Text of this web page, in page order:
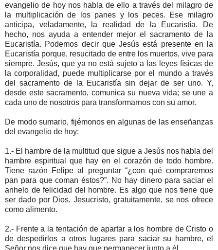
evangelio de hoy nos habla de ello a través del milagro de
la multiplicación de los panes y los peces. Ese milagro
anticipa, veladamente, la realidad de la Eucaristía. De
hecho, nos ayuda a entender mejor el sacramento de la
Eucaristía. Podemos decir que Jesús está presente en la
Eucaristía porque, resucitado de entre los muertos, vive para
siempre. Jesús, que ya no está sujeto a las leyes físicas de
la corporalidad, puede multiplicarse por el mundo a través
del sacramento de la Eucaristía sin dejar de ser uno. Y,
desde este sacramento, comunica su nueva vida; se une a
cada uno de nosotros para transformarnos con su amor.
De modo sumario, fijémonos en algunas de las enseñanzas
del evangelio de hoy:
1.- El hambre de la multitud que sigue a Jesús nos habla del
hambre espiritual que hay en el corazón de todo hombre.
Tiene razón Felipe al preguntar “¿con qué compraremos
pan para que coman éstos?”. No hay dinero para saciar el
anhelo de felicidad del hombre. Es algo que nos tiene que
ser dado por Dios. Jesucristo, gratuitamente, se nos ofrece
como alimento.
2.- Frente a la tentación de apartar a los hombre de Cristo o
de despedirlos a otros lugares para saciar su hambre, el
Señor nos dice que hay que permanecer junto a él.